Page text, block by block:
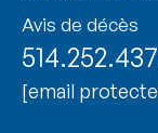
Avis de décès
[email